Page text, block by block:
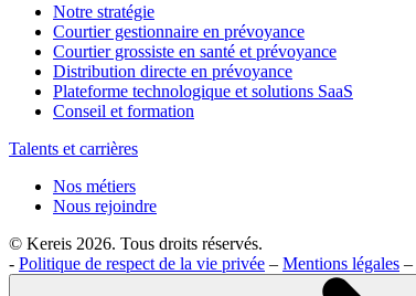
Notre stratégie
Courtier gestionnaire en prévoyance
Courtier grossiste en santé et prévoyance
Distribution directe en prévoyance
Plateforme technologique et solutions SaaS
Conseil et formation
Talents et carrières
Nos métiers
Nous rejoindre
© Kereis 2026. Tous droits réservés.
- Politique de respect de la vie privée – Mentions légales –